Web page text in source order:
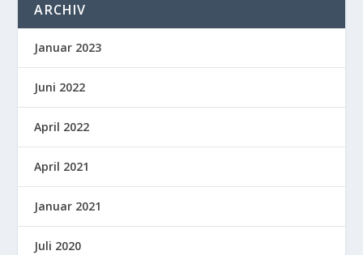
ARCHIV
Januar 2023
Juni 2022
April 2022
April 2021
Januar 2021
Juli 2020